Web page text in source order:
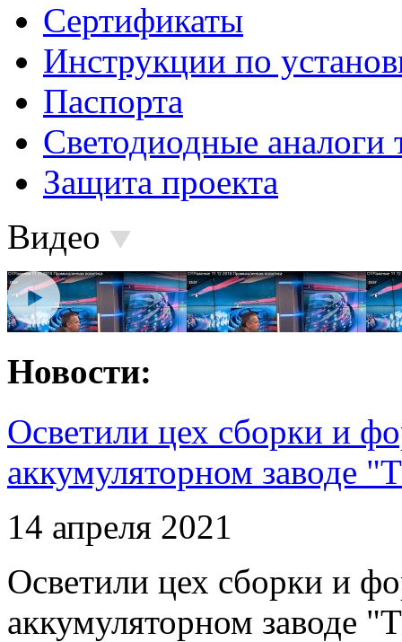
Сертификаты
Инструкции по
Паспорта
Светодиодные аналоги
Защита проекта
Видео
Новости:
Осветили цех сборки и
аккумуляторном заводе
14 апреля 2021
Осветили цех сборки и
аккумуляторном заводе